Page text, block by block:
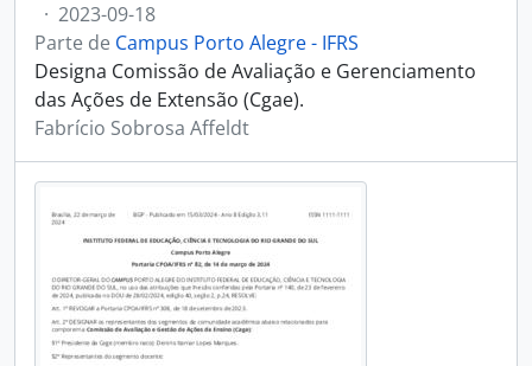
· 2023-09-18
Parte de Campus Porto Alegre - IFRS
Designa Comissão de Avaliação e Gerenciamento
das Ações de Extensão (Cgae).
Fabrício Sobrosa Affeldt